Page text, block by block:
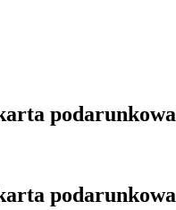
podarunkowa
podarunkowa